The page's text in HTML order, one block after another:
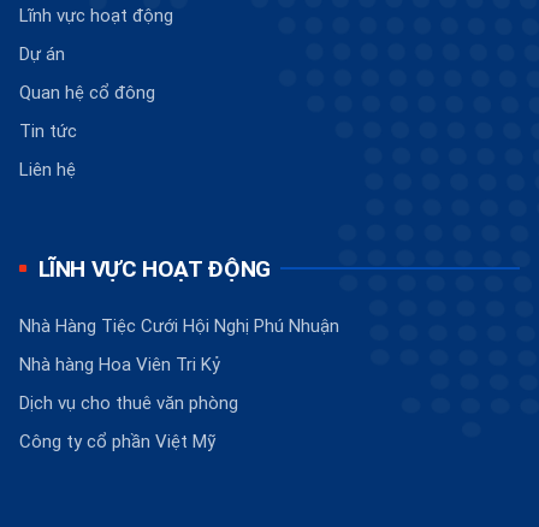
Lĩnh vực hoạt động
Dự án
Quan hệ cổ đông
Tin tức
Liên hệ
LĨNH VỰC HOẠT ĐỘNG
Nhà Hàng Tiệc Cưới Hội Nghị Phú Nhuận
Nhà hàng Hoa Viên Tri Kỷ
Dịch vụ cho thuê văn phòng
Công ty cổ phần Việt Mỹ